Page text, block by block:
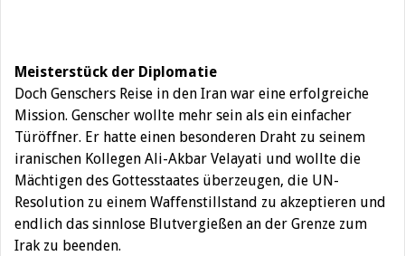
Meisterstück der Diplomatie
Doch Genschers Reise in den Iran war eine erfolgreiche
Mission. Genscher wollte mehr sein als ein einfacher
Türöffner. Er hatte einen besonderen Draht zu seinem
iranischen Kollegen Ali-Akbar Velayati und wollte die
Mächtigen des Gottesstaates überzeugen, die UN-
Resolution zu einem Waffenstillstand zu akzeptieren und
endlich das sinnlose Blutvergießen an der Grenze zum
Irak zu beenden.